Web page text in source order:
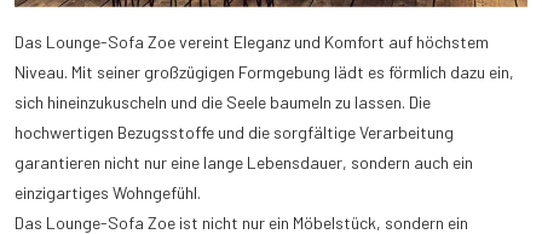
Das Lounge-Sofa Zoe vereint Eleganz und Komfort auf höchstem
Niveau. Mit seiner großzügigen Formgebung lädt es förmlich dazu ein,
sich hineinzukuscheln und die Seele baumeln zu lassen. Die
hochwertigen Bezugsstoffe und die sorgfältige Verarbeitung
garantieren nicht nur eine lange Lebensdauer, sondern auch ein
einzigartiges Wohngefühl.
Das Lounge-Sofa Zoe ist nicht nur ein Möbelstück, sondern ein